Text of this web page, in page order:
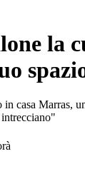
la
in casa Marras,